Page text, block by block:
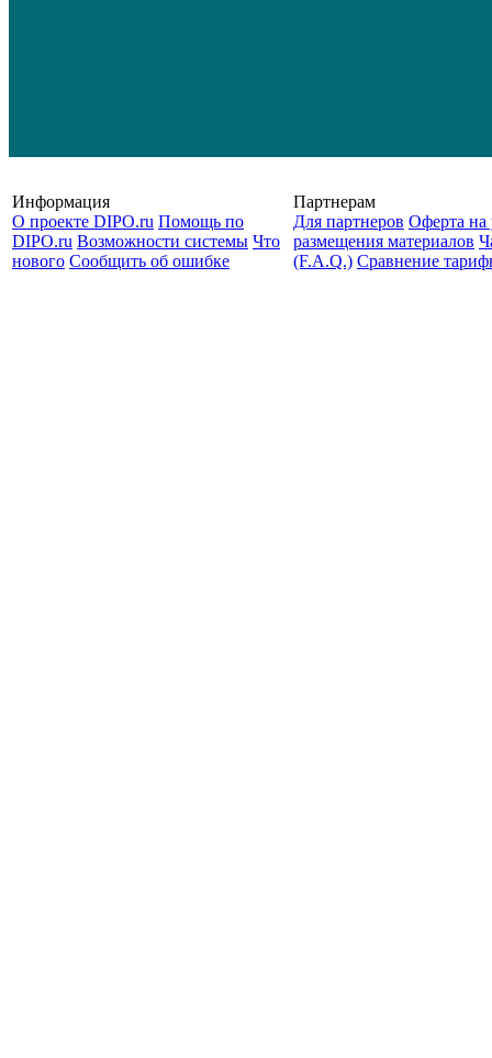
Информация
О проекте DIPO.ru Помощь по
DIPO.ru Возможности системы Что
нового Сообщить об ошибке
Партнерам
Для партнеров Оферта на
размещения материалов
(F.A.Q.) Cравнение